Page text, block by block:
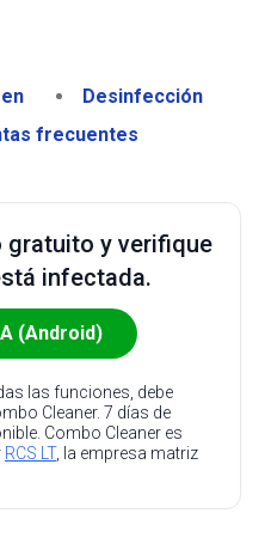
Desinfección
frecuentes
gratuito y verifique
infectada.
(Android)
las funciones, debe
Cleaner. 7 días de
Combo Cleaner es
RCS LT, la empresa matriz